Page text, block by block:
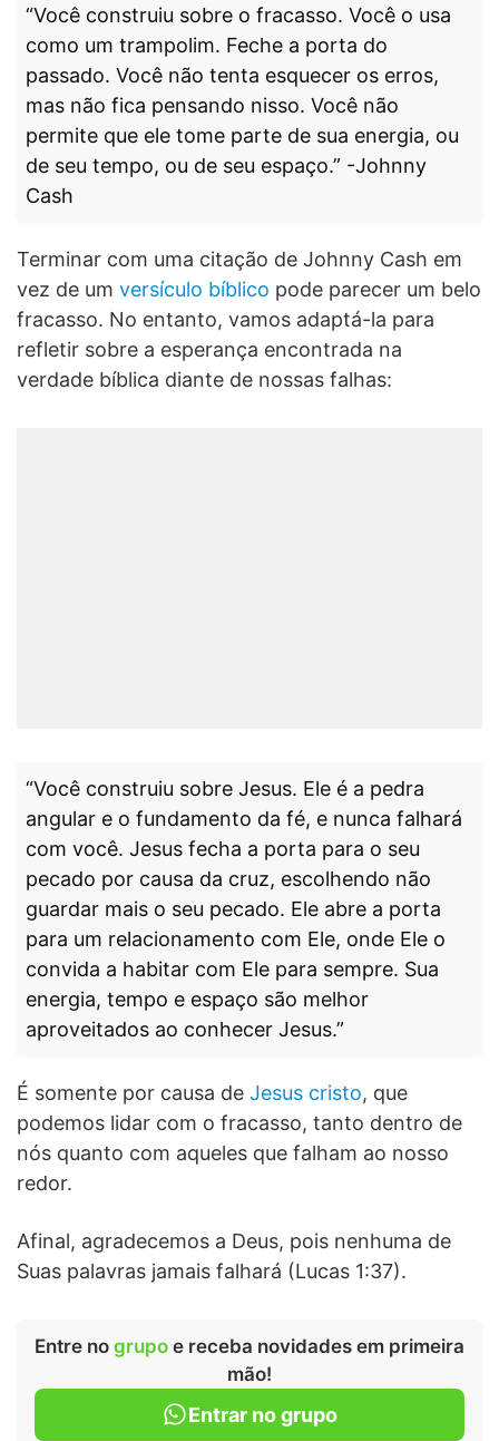
“Você construiu sobre o fracasso. Você o usa
como um trampolim. Feche a porta do
passado. Você não tenta esquecer os erros,
mas não fica pensando nisso. Você não
permite que ele tome parte de sua energia, ou
de seu tempo, ou de seu espaço.” -Johnny
Cash
Terminar com uma citação de Johnny Cash em
vez de um versículo bíblico pode parecer um belo
fracasso. No entanto, vamos adaptá-la para
refletir sobre a esperança encontrada na
verdade bíblica diante de nossas falhas:
“Você construiu sobre Jesus. Ele é a pedra
angular e o fundamento da fé, e nunca falhará
com você. Jesus fecha a porta para o seu
pecado por causa da cruz, escolhendo não
guardar mais o seu pecado. Ele abre a porta
para um relacionamento com Ele, onde Ele o
convida a habitar com Ele para sempre. Sua
energia, tempo e espaço são melhor
aproveitados ao conhecer Jesus.”
É somente por causa de Jesus cristo, que
podemos lidar com o fracasso, tanto dentro de
nós quanto com aqueles que falham ao nosso
redor.
Afinal, agradecemos a Deus, pois nenhuma de
Suas palavras jamais falhará (Lucas 1:37).
Entre no grupo e receba novidades em primeira
mão!
Entrar no grupo